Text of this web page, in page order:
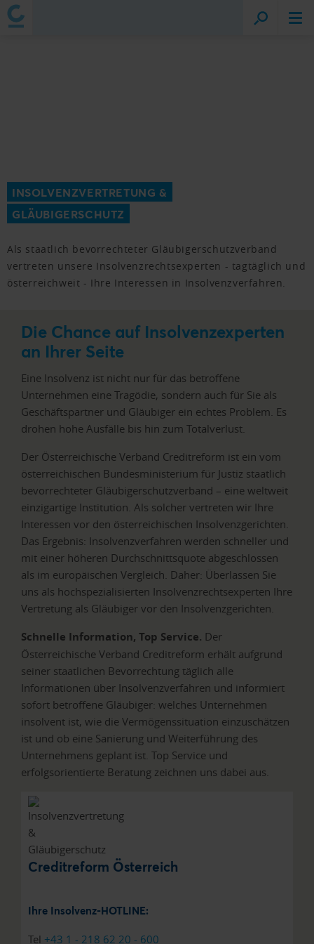
INSOLVENZVERTRETUNG &
GLÄUBIGERSCHUTZ
Als staatlich bevorrechteter Gläubigerschutzverband
vertreten unsere Insolvenzrechtsexperten - tagtäglich und
österreichweit - Ihre Interessen in Insolvenzverfahren.
Die Chance auf Insolvenzexperten
an Ihrer Seite
Eine Insolvenz ist nicht nur für das betroffene
Unternehmen eine Tragödie, sondern auch für Sie als
Geschäftspartner und Gläubiger ein echtes Problem. Es
drohen hohe Ausfälle bis hin zum Totalverlust.
Der Österreichische Verband Creditreform ist ein vom
österreichischen Bundesministerium für Justiz staatlich
bevorrechteter Gläubigerschutzverband – eine weltweit
einzigartige Institution. Als solcher vertreten wir Ihre
Interessen vor den österreichischen Insolvenzgerichten.
Das Ergebnis: Insolvenzverfahren werden schneller und
mit einer höheren Durchschnittsquote abgeschlossen
als im europäischen Vergleich. Daher: Überlassen Sie
uns als hochspezialisierten Insolvenzrechtsexperten Ihre
Vertretung als Gläubiger vor den Insolvenzgerichten.
Schnelle Information, Top Service. Der
Österreichische Verband Creditreform erhält aufgrund
seiner staatlichen Bevorrechtung täglich alle
Informationen über Insolvenzverfahren und informiert
sofort betroffene Gläubiger: welches Unternehmen
insolvent ist, wie die Vermögenssituation einzuschätzen
ist und ob eine Sanierung und Weiterführung des
Unternehmens geplant ist. Top Service und
erfolgsorientierte Beratung zeichnen uns dabei aus.
Creditreform Österreich
Ihre Insolvenz-HOTLINE:
Tel +43 1 - 218 62 20 - 600